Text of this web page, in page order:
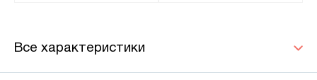
Все характеристики